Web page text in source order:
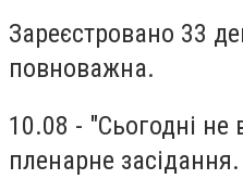
Зареєстровано 33
повноважна.
10.08 - "Сьогодні не
пленарне